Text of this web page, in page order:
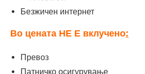
Безжичен интернет
Во цената НЕ Е вклучено:
Превоз
Патничко осигурување